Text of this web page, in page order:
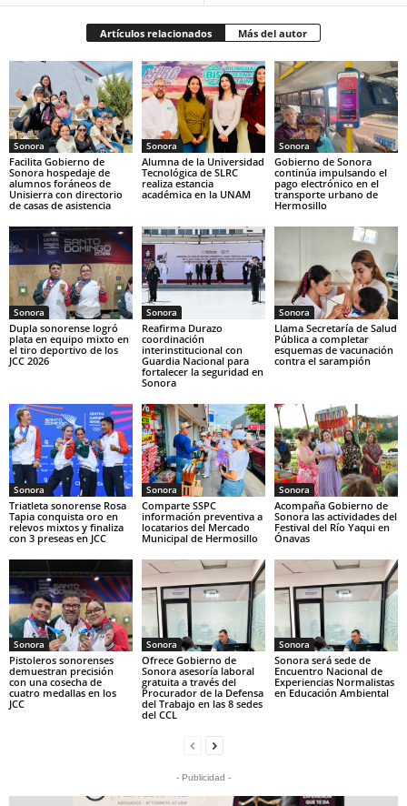
Artículos relacionados Más del autor
Sonora
Facilita Gobierno de
Sonora hospedaje de
alumnos foráneos de
Unisierra con directorio
de casas de asistencia
Sonora
Alumna de la Universidad
Tecnológica de SLRC
realiza estancia
académica en la UNAM
Sonora
Gobierno de Sonora
continúa impulsando el
pago electrónico en el
transporte urbano de
Hermosillo
Sonora
Dupla sonorense logró
plata en equipo mixto en
el tiro deportivo de los
JCC 2026
Sonora
Reafirma Durazo
coordinación
interinstitucional con
Guardia Nacional para
fortalecer la seguridad en
Sonora
Sonora
Llama Secretaría de Salud
Pública a completar
esquemas de vacunación
contra el sarampión
Sonora
Triatleta sonorense Rosa
Tapia conquista oro en
relevos mixtos y finaliza
con 3 preseas en JCC
Sonora
Comparte SSPC
información preventiva a
locatarios del Mercado
Municipal de Hermosillo
Sonora
Acompaña Gobierno de
Sonora las actividades del
Festival del Río Yaqui en
Ónavas
Sonora
Pistoleros sonorenses
demuestran precisión
con una cosecha de
cuatro medallas en los
JCC
Sonora
Ofrece Gobierno de
Sonora asesoría laboral
gratuita a través del
Procurador de la Defensa
del Trabajo en las 8 sedes
del CCL
Sonora
Sonora será sede de
Encuentro Nacional de
Experiencias Normalistas
en Educación Ambiental
- Publicidad -